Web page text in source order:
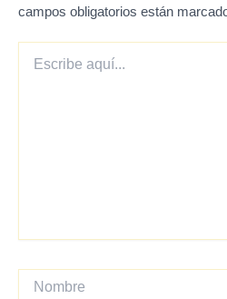
campos obligatorios están
aquí...